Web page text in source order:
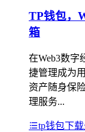
TP钱包，
箱
在Web3数字
捷管理成为
资产随身保
理服务...
tp钱包下